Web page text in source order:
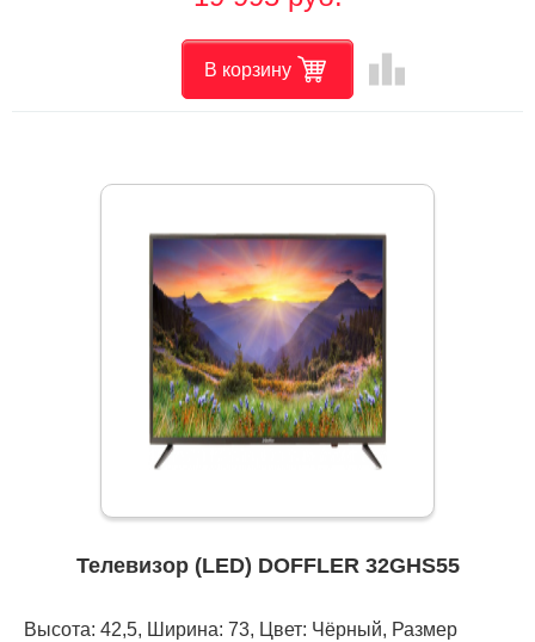
В корзину leaderboard
Телевизор (LED) DOFFLER 32GHS55
Высота: 42,5, Ширина: 73, Цвет: Чёрный, Размер